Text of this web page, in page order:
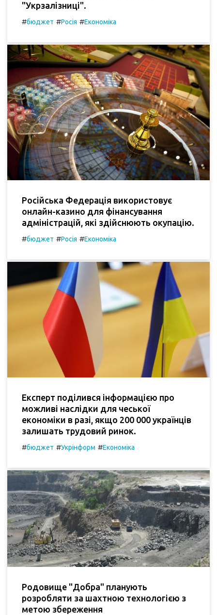
"Укрзалізниці".
#бюджет #Росія #Економіка
Російська Федерація використовує
онлайн-казино для фінансування
адміністрацій, які здійснюють окупацію.
#бюджет #Росія #Економіка
Експерт поділився інформацією про
можливі наслідки для чеської
економіки в разі, якщо 200 000 українців
залишать трудовий ринок.
#бюджет #Укрінформ #Економіка
Родовище "Добра" планують
розробляти за шахтною технологією з
метою збереження